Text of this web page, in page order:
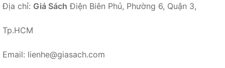
Địa chỉ: Giá Sách Điện Biên Phủ, Phường 6, Quận 3,
Tp.HCM
Email: lienhe@giasach.com